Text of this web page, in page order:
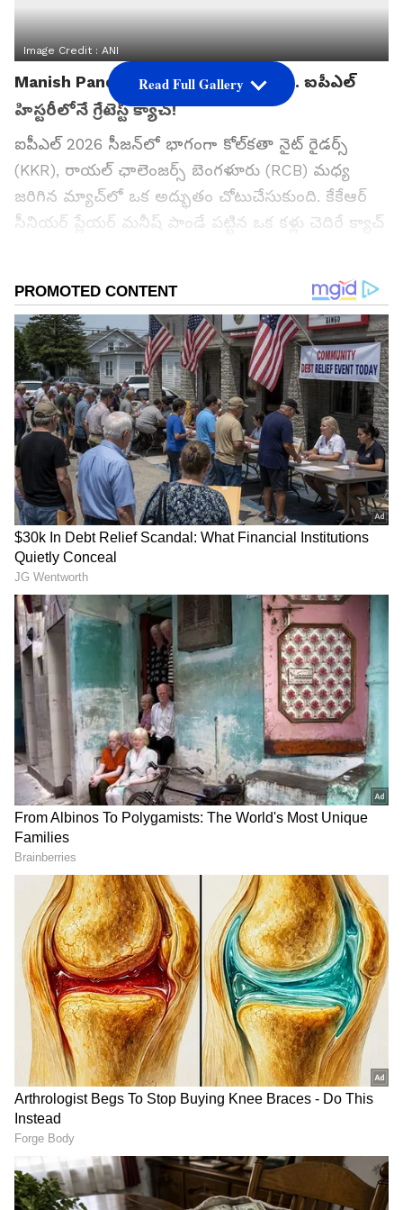
Image Credit :ANI
‎Manish Pandey: బిత్తరపోయిన బ్యాటర్.. ఐపీఎల్
హిస్టరీలోనే గ్రేటెస్ట్ క్యాచ్!
ఐపీఎల్ 2026 సీజన్‌లో భాగంగా కోల్‌కతా నైట్ రైడర్స్
(KKR), రాయల్ ఛాలెంజర్స్ బెంగళూరు (RCB) మధ్య
జరిగిన మ్యాచ్‌లో ఒక అద్భుతం చోటుచేసుకుంది. కేకేఆర్
సీనియర్ ప్లేయర్ మనీష్ పాండే పట్టిన ఒక కళ్లు చెదిరే క్యాచ్
ఈ క్యాచ్ చూసి అటు బ్యాటర్ టిమ్ డేవిడ్, ఇటు నాన్-
స్ట్రైకర్ ఎండ్‌లో ఉన్న విరాట్ కోహ్లీ ఒక్కసారిగా షాక్‌కు
గురయ్యారు. చివరకు మ్యాచ్‌లో ఆర్‌సీబీ విజయం
సాధించినప్పటికీ, పాండే ఫీల్డింగ్ మాత్రం హైలైట్‌గా నిలిచింది.
గూగుల్‌లో ఆసక్తికరమైన సమాచారం కోసం ఏసియానెట్ తెలుగు
ను మీ ఫ్రిఫర్డ్ సోర్స్ గా ఎంచుకోండి
2
4
Image Credit :X/StarSportsIndia
‎నమ్మశక్యం కాని రీతిలో ఒంటిచేత్తో క్యాచ్
‎బెంగళూరు ఇన్నింగ్స్ 18వ ఓవర్‌లో ఈ ఘటన జరిగింది.
కార్తీక్ త్యాగి వేసిన బంతిని టిమ్ డేవిడ్ పాయింట్ దిశగా
బలంగా బాదాడు. ఆ బంతి మెరుపు వేగంతో వెళ్తుండగా,
బ్యాక్‌వర్డ్ పాయింట్‌లో ఉన్న మనీష్ పాండే తన ఎడమ
వైపునకు అద్భుతంగా డైవ్ చేశాడు. గాలిలో తేలుతూ, నేలకు
కొద్ది అంగుళాల దూరంలోనే ఒంటిచేత్తో ఆ బంతిని
ఒడిసిపట్టాడు.
బంతి వేగాన్ని బట్టి చూస్తే అది ఫోర్ వెళ్లడం ఖాయమని
Read Full Gallery